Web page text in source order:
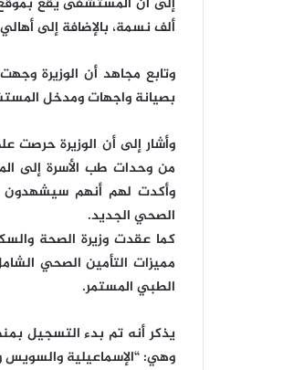
ألف نسمة، بالإضافة إلى
وتابع مجاهد أن الوزيرة
بصيانة واجهات ومدخل
وأشار إلى أن الوزيرة
من وحدات طب الأسرة إلى
وأكدت لهم أنهم سيشهدون
الصحي الجديد.
كما عقدت وزيرة الصحة
مميزات التأمين الصحي
الطبي المستمر.
يذكر أنه تم بدء التسجيل
وهي: “الإسماعيلية والسويس